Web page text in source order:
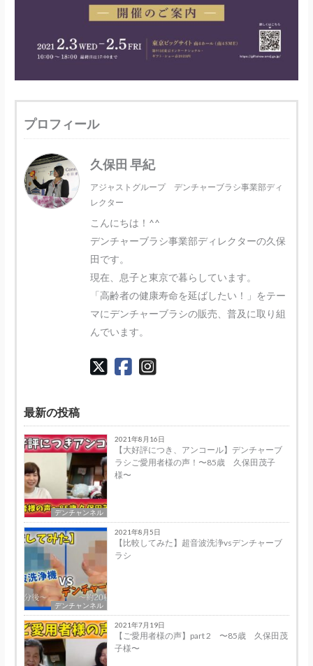
プロフィール
久保田 早紀
アジャストグループ デンチャーブラシ事業部ディ
レクター
こんにちは！^^
デンチャーブラシ事業部ディレクターの久保
田です。
現在、息子と東京で暮らしています。
「高齢者の健康寿命を延ばしたい！」をテー
マにデンチャーブラシの販売、普及に取り組
んでいます。
最新の投稿
デンチャンネル
2021年8月16日
【大好評につき、アンコール】デンチャーブ
ラシご愛用者様の声！〜85歳 久保田茂子
様〜
デンチャンネル
2021年8月5日
【比較してみた】超音波洗浄vsデンチャーブ
ラシ
2021年7月19日
【ご愛用者様の声】part 2 〜85歳 久保田茂
子様〜